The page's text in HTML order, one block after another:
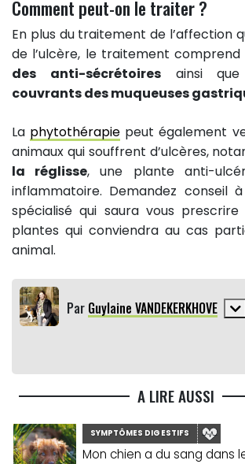
Comment peut-on le traiter ?
En plus du traitement de l’affection
de l’ulcère, le traitement
des anti-sécrétoiresainsi
couvrants des muqueuses
La phytothérapie peut également
animaux qui souffrent d’ulcères,
la réglisse, une plante anti-
inflammatoire. Demandez conseil
spécialisé qui saura vous
plantes qui conviendra au cas
animal.
Par Guylaine VANDEKERKHOVE
A LIRE AUSSI
SYMPTÔMES DIGESTIFS
Mon chien a du sang dans